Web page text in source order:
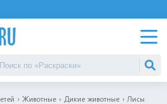
Животные Дикие животные
Лисы